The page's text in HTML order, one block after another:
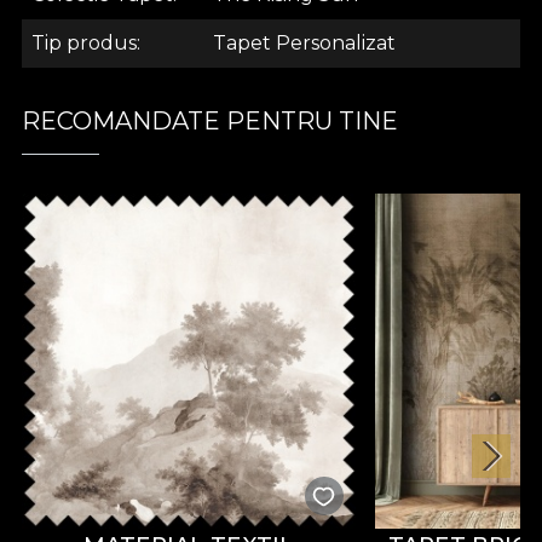
.
.
.
Colectia The Rising Sun
Gratie, rafinament, eleganta si diversitate. Colectia
“The Rising Sun” patrunde in curiozitatile ascunse,
in traditiile vechi de mii de ani ale culturii oriental-
asiatice si innoieste spatiile casei tale in mici lacasuri
de cult care te transpun intr-o atmosfera idilica a
secolului XVIII.
Tip produs Tapet Personalizat
RECOMANDATE PENTRU TINE